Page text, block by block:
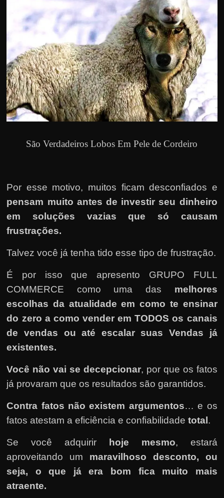
São Verdadeiros Lobos Em Pele de Cordeiro
Por esse motivo, muitos ficam desconfiados e
pensam muito antes de investir seu dinheiro
em soluções vazias que só causam
frustrações.
Talvez você já tenha tido esse tipo de frustração.
É por isso que apresento GRUPO FULL
COMMERCE como uma das melhores
escolhas da atualidade em como te ensinar
do zero a como vender em TODOS os canais
de vendas ou até escalar suas Vendas já
existentes.
Você não vai se decepcionar, por que os fatos
já provaram que os resultados são garantidos.
Contra fatos não existem argumentos… e os
fatos atestam a eficiência e confiabilidadetotal.
Se você adquirir hoje mesmo, estará
aproveitando um maravilhoso desconto, ou
seja, o que já era bom fica muito mais
atraente.